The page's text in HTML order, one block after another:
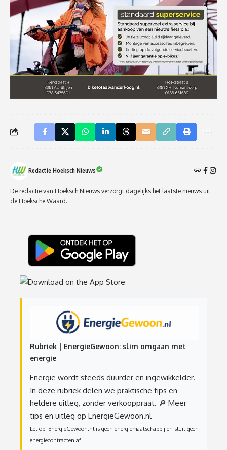
Redactie Hoeksch Nieuws
De redactie van Hoeksch Nieuws verzorgt dagelijks het laatste nieuws uit
de Hoeksche Waard.
Rubriek | EnergieGewoon: slim omgaan met
energie
Energie wordt steeds duurder en ingewikkelder.
In deze rubriek delen we praktische tips en
heldere uitleg, zonder verkooppraat. 🔎 Meer
tips en uitleg op EnergieGewoon.nl
Let op: EnergieGewoon.nl is geen energiemaatschappij en sluit geen
energiecontracten af.